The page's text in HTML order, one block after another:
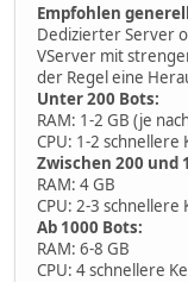
Empfohlen
Dedizierter Server
VServer mit
der Regel eine
Unter 200 Bots:
RAM: 1-2 GB (je
CPU: 1-2 schnellere
Zwischen 200 und
RAM: 4 GB
CPU: 2-3 schnellere
Ab 1000 Bots:
RAM: 6-8 GB
CPU: 4 schnellere